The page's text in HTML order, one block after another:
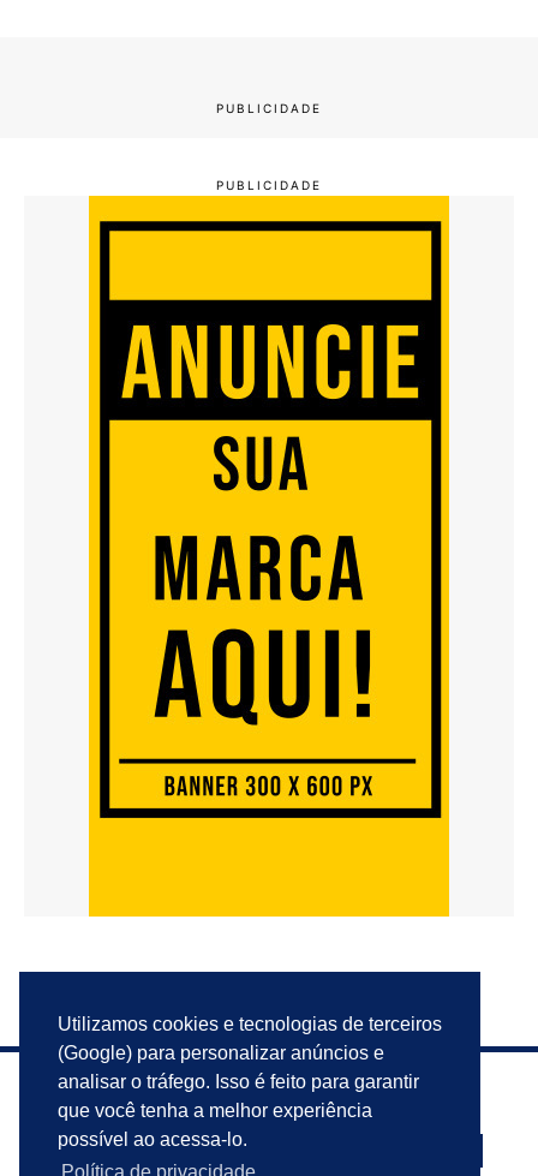
Utilizamos cookies e tecnologias de terceiros
(Google) para personalizar anúncios e
analisar o tráfego. Isso é feito para garantir
que você tenha a melhor experiência
possível ao acessa-lo.